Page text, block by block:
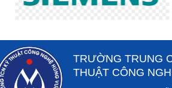
TRƯỜNG TRUNG
THUẬT CÔNG